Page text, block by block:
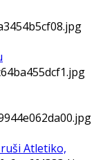
ruši Atletiko,